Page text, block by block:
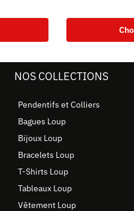
NOS COLLECTIONS
Pendentifs et Colliers
Bagues Loup
Bijoux Loup
Bracelets Loup
T-Shirts Loup
Tableaux Loup
Vêtement Loup